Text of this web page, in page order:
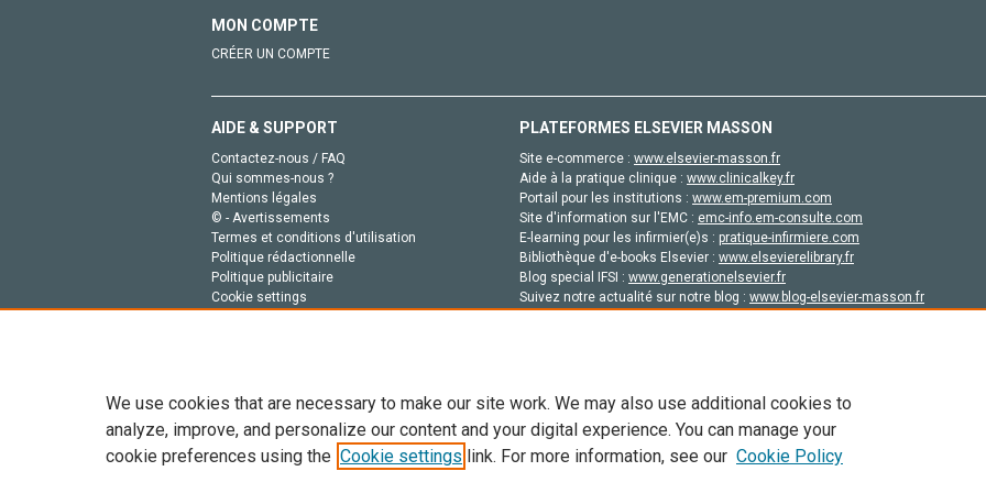
MON COMPTE
CRÉER UN COMPTE
AIDE & SUPPORT
Contactez-nous / FAQ
Qui sommes-nous ?
Mentions légales
© - Avertissements
Termes et conditions d'utilisation
Politique rédactionnelle
Politique publicitaire
Cookie settings
PLATEFORMES ELSEVIER MASSON
Site e-commerce : www.elsevier-masson.fr
Aide à la pratique clinique : www.clinicalkey.fr
Portail pour les institutions : www.em-premium.com
Site d'information sur l'EMC : emc-info.em-consulte.com
E-learning pour les infirmier(e)s : pratique-infirmiere.com
Bibliothèque d'e-books Elsevier : www.elsevierelibrary.fr
Blog special IFSI : www.generationelsevier.fr
Suivez notre actualité sur notre blog : www.blog-elsevier-masson.fr
Tout le contenu de ce site: Copyright © 2026 Elsevier, ses concédants de licence et ses contributeurs. Tout les droits sont réservés,
de données, a la formation en IA et aux technologies similaires. Pour tout contenu en libre accès, les conditions de licence
We use cookies that are necessary to make our site work. We may also use additional cookies to
analyze, improve, and personalize our content and your digital experience. You can manage your
cookie preferences using the Cookie settings link. For more information, see our Cookie Policy